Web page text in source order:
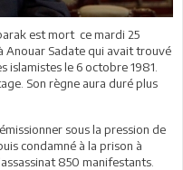
est mort ce mardi 25
Anouar Sadate qui avait trouvé
le 6 octobre 1981.
Son règne aura duré plus
sous la pression de
condamné à la prison à
850 manifestants.